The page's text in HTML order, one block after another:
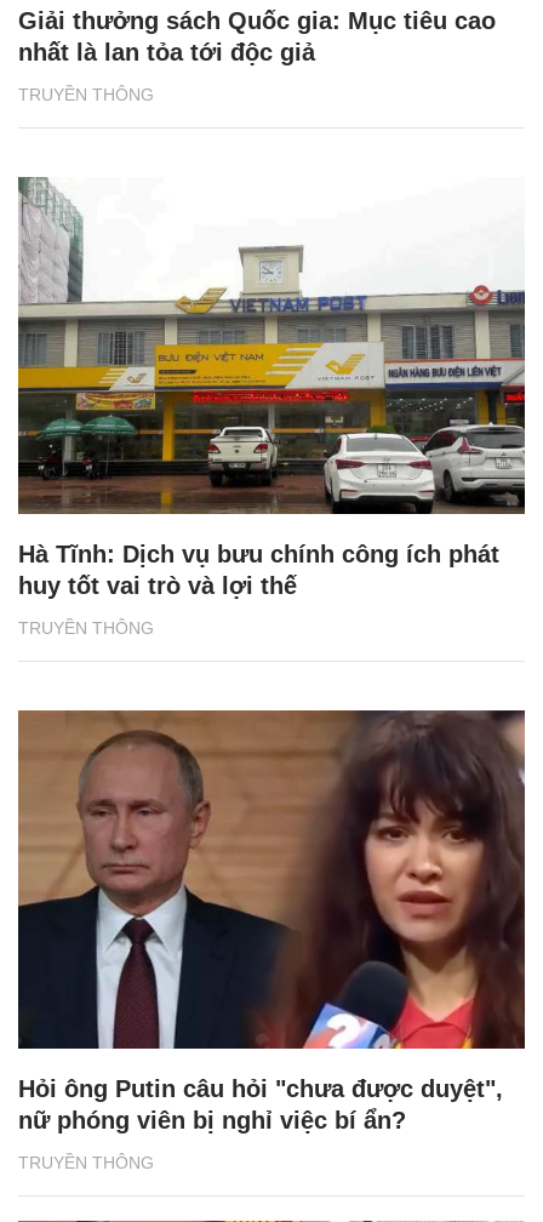
TRUYỀN THÔNG
Giải thưởng sách Quốc gia: Mục tiêu cao
nhất là lan tỏa tới độc giả
TRUYỀN THÔNG
Hà Tĩnh: Dịch vụ bưu chính công ích phát
huy tốt vai trò và lợi thế
TRUYỀN THÔNG
Hỏi ông Putin câu hỏi "chưa được duyệt",
nữ phóng viên bị nghỉ việc bí ẩn?